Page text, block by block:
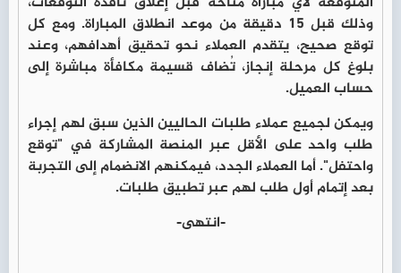
وذلك قبل 15 دقيقة من موعد انطلاق المباراة. ومع كل
توقع صحيح، يتقدم العملاء نحو تحقيق أهدافهم، وعند
بلوغ كل مرحلة إنجاز، تُضاف قسيمة مكافأة مباشرة إلى
حساب العميل.
ويمكن لجميع عملاء طلبات الحاليين الذين سبق لهم إجراء
طلب واحد على الأقل عبر المنصة المشاركة في "توقع
واحتفل". أما العملاء الجدد، فيمكنهم الانضمام إلى التجربة
بعد إتمام أول طلب لهم عبر تطبيق طلبات.
-انتهى-